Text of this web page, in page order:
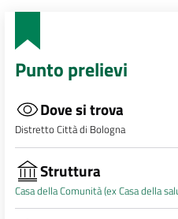
Punto prelievi
Dove si trova
Distretto Città di Bologna
Struttura
Casa della Comunità (ex Casa della